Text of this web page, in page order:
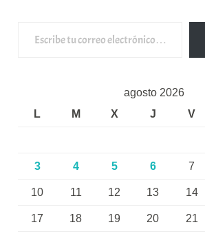
agosto 2026
L
M X J V
3 4 5 6 7
10 11 12 13 14
17 18 19 20 21